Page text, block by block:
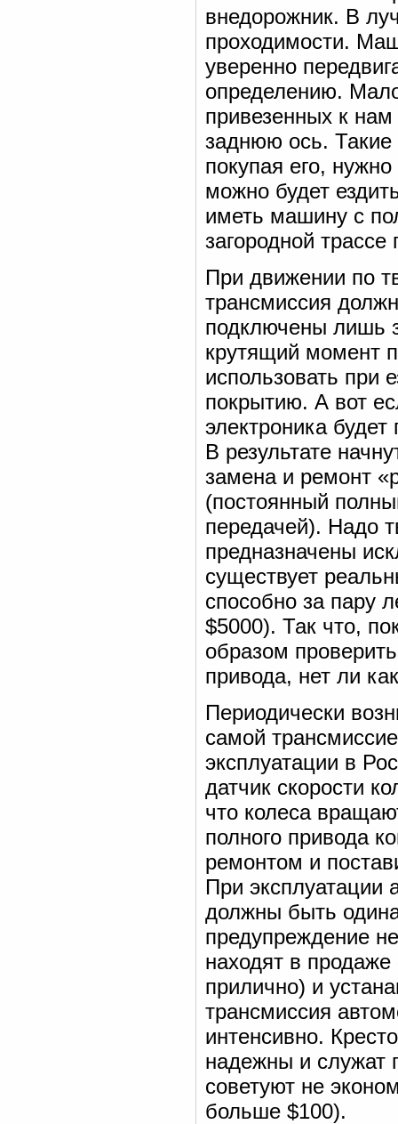
внедорожник. В
проходимости.
уверенно
определению.
привезенных к
заднюю ось. Такие
покупая его,
можно будет
иметь машину с
загородной
При движении по
трансмиссия
подключены лишь
крутящий момент
использовать при
покрытию. А вот
электроника
В результате
замена и ремонт
(постоянный
передачей). Надо
предназначены
существует
способно за пару
$5000). Так что,
образом
привода, нет ли
Периодически
самой
эксплуатации в
датчик скорости
что колеса
полного привода
ремонтом и
При эксплуатации
должны быть
предупреждение
находят в
прилично) и
трансмиссия
интенсивно.
надежны и служат
советуют не
больше $100).